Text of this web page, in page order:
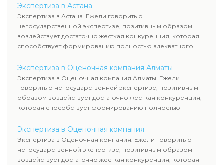
Экспертиза в Астана
Экспертиза в Астана. Ежели говорить о
негосударственной экспертизе, позитивным образом
воздействует достаточно жесткая конкуренция, которая
способствует формированию полностью адекватного
Экспертиза в Оценочная компания Алматы
Экспертиза в Оценочная компания Алматы. Ежели
говорить о негосударственной экспертизе, позитивным
образом воздействует достаточно жесткая конкуренция,
которая способствует формированию полностью
Экспертиза в Оценочная компания
Экспертиза в Оценочная компания. Ежели говорить о
негосударственной экспертизе, позитивным образом
воздействует достаточно жесткая конкуренция, которая